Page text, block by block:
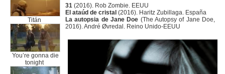
Titán
You’re gonna die
tonight
31 (2016). Rob Zombie. EEUU
El ataúd de cristal (2016). Haritz Zubillaga. España
La autopsia de Jane Doe (The Autopsy of Jane Doe,
2016). André Øvredal. Reino Unido-EEUU